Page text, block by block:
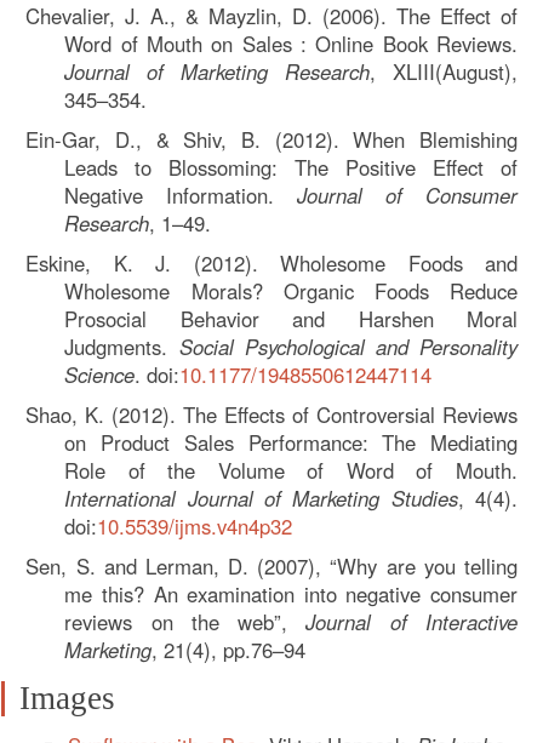
Chevalier, J. A., & Mayzlin, D. (2006). The Effect of
Word of Mouth on Sales : Online Book Reviews.
Journal of Marketing Research, XLIII(August),
345–354.
Ein-Gar, D., & Shiv, B. (2012). When Blemishing
Leads to Blossoming: The Positive Effect of
Negative Information.Journal of Consumer
Research, 1–49.
Eskine, K. J. (2012). Wholesome Foods and
Wholesome Morals? Organic Foods Reduce
Prosocial Behavior and Harshen Moral
Judgments. Social Psychological and Personality
Science. doi:10.1177/1948550612447114
Shao, K. (2012). The Effects of Controversial Reviews
on Product Sales Performance: The Mediating
Role of the Volume of Word of Mouth.
International Journal of Marketing Studies, 4(4).
doi:10.5539/ijms.v4n4p32
Sen, S. and Lerman, D. (2007), “Why are you telling
me this? An examination into negative consumer
reviews on the web”,Journal of Interactive
Marketing, 21(4), pp.76–94
Images